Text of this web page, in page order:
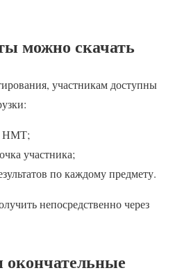
можно скачать
участникам доступны
НМТ;
участника;
по каждому предмету.
непосредственно через
окончательные